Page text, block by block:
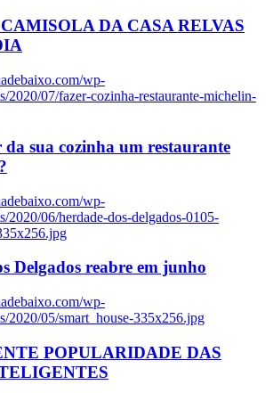
DA CASA RELVAS
wp-
2020/07/fazer-cozinha-restaurante-michelin-
da sua cozinha um restaurante
wp-
2020/06/herdade-dos-delgados-0105-
Delgados reabre em junho
wp-
2020/05/smart_house-335x256.jpg
POPULARIDADE DAS